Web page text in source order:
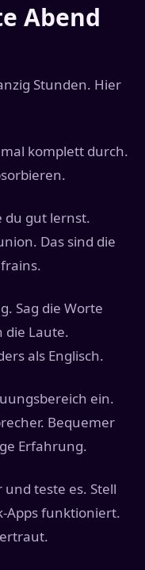
Abend
Stunden. Hier
komplett durch.
du gut lernst.
Das sind die
Sag die Worte
die Laute.
als Englisch.
ein.
Bequemer
Erfahrung.
teste es. Stell
Apps funktioniert.